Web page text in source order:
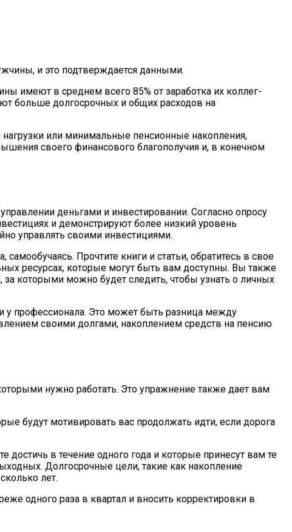
и это подтверждается данными.
имеют в среднем всего 85% от заработка их коллег-
больше долгосрочных и общих расходов на
или минимальные пенсионные накопления,
своего финансового благополучия и, в конечном
деньгами и инвестировании. Согласно опросу
и демонстрируют более низкий уровень
управлять своими инвестициями.
Прочтите книги и статьи, обратитесь в свое
ресурсах, которые могут быть вам доступны. Вы также
которыми можно будет следить, чтобы узнать о личных
у профессионала. Это может быть разница между
своими долгами, накоплением средств на пенсию
нужно работать. Это упражнение также дает вам
будут мотивировать вас продолжать идти, если дорога
в течение одного года и которые принесут вам те
Долгосрочные цели, такие как накопление
лет.
одного раза в квартал и вносить корректировки в